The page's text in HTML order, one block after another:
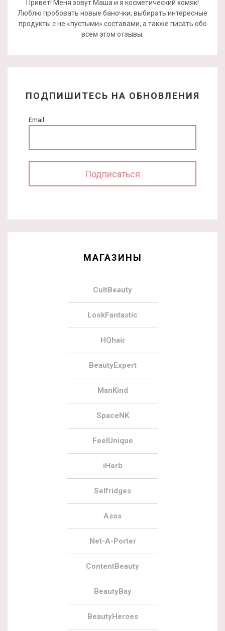
Привет! Меня зовут Маша и я косметический хомяк!
Люблю пробовать новые баночки, выбирать интересные
продукты с не «пустыми» составами, а также писать обо
всем этом отзывы.
ПОДПИШИТЕСЬ НА ОБНОВЛЕНИЯ
Email
МАГАЗИНЫ
CultBeauty
LookFantastic
HQhair
BeautyExpert
ManKind
SpaceNK
FeelUnique
iHerb
Selfridges
Asos
Net-A-Porter
ContentBeauty
BeautyBay
BeautyHeroes